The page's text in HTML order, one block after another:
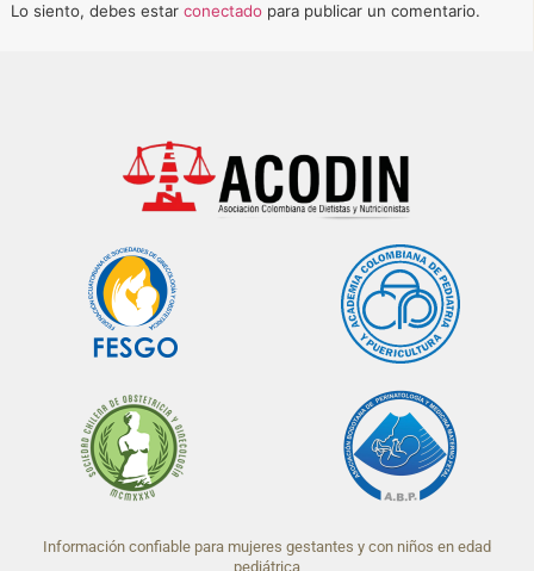
Lo siento, debes estar conectado para publicar un comentario.
Información confiable para mujeres gestantes y con niños en edad
pediátrica